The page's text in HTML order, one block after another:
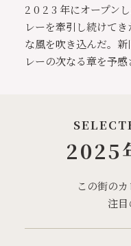
2 0 2 3 年にオープン
レーを牽引し続けて
な風を吹き込んだ。
レーの次なる章を予感
2025
この街のカ
注目